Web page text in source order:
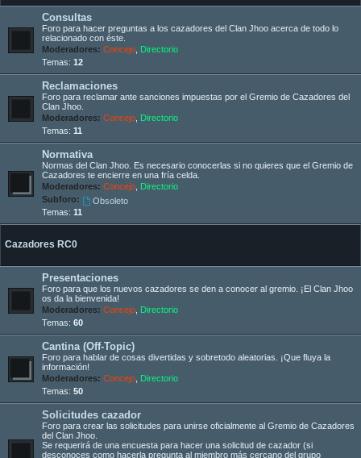
Consultas
Foro para hacer preguntas a los cazadores del Clan Jhoo acerca de todo lo
relacionado con éste.
Moderadores: Concejo Directorio
Temas: 12
Reclamaciones
Foro para reclamar ante sanciones impuestas por el Gremio de Cazadores del
Clan Jhoo.
Moderadores: Concejo Directorio
Temas: 11
Normativa
Normas del Clan Jhoo. Es necesario conocerlas si no quieres que el Gremio de
Cazadores te encierre en una fría celda.
Moderadores: Concejo Directorio
Subforo:
Obsoleto
Temas: 11
Cazadores RC0
Presentaciones
Foro para que los nuevos cazadores se den a conocer al gremio. ¡El Clan Jhoo
os da la bienvenida!
Moderadores: Concejo Directorio
Temas: 60
Cantina (Off-Topic)
Foro para hablar de cosas divertidas y sobretodo aleatorias. ¡Que fluya la
información!
Moderadores: Concejo Directorio
Temas: 50
Solicitudes cazador
Foro para crear las solicitudes para unirse oficialmente al Gremio de Cazadores
del Clan Jhoo.
Se requerirá de una encuesta para hacer una solicitud de cazador (si
desconoces como hacerla pregunta al miembro más cercano del grupo